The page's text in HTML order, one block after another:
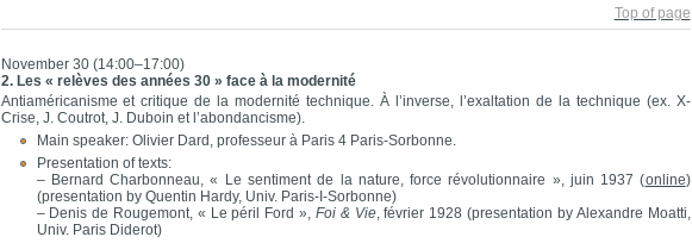
Top of page
November 30 (14:00–17:00)
2. Les « relèves des années 30 » face à la modernité
Antiaméricanisme et critique de la modernité technique. À l’inverse, l’exaltation de la technique (ex. X-
Crise, J. Coutrot, J. Duboin et l’abondancisme).
Main speaker: Olivier Dard, professeur à Paris 4 Paris-Sorbonne.
Presentation of texts:
– Bernard Charbonneau, « Le sentiment de la nature, force révolutionnaire », juin 1937 (online)
(presentation by Quentin Hardy, Univ. Paris-I-Sorbonne)
– Denis de Rougemont, « Le péril Ford », Foi & Vie, février 1928 (presentation by Alexandre Moatti,
Univ. Paris Diderot)